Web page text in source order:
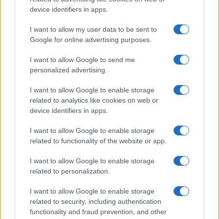
device identifiers in apps.
I want to allow my user data to be sent to
Google for online advertising purposes.
I want to allow Google to send me
personalized advertising.
I want to allow Google to enable storage
related to analytics like cookies on web or
device identifiers in apps.
I want to allow Google to enable storage
related to functionality of the website or app.
I want to allow Google to enable storage
related to personalization.
I want to allow Google to enable storage
related to security, including authentication
functionality and fraud prevention, and other
firmare senza paura.Ma chi paga le tasse deve
, sapendo
che qualcuno continua a controllare come
probabilmente, avrebbe capito anche questo.